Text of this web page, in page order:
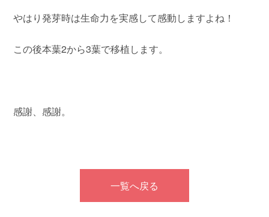
やはり発芽時は生命力を実感して感動しますよね！
この後本葉2から3葉で移植します。
感謝、感謝。
一覧へ戻る